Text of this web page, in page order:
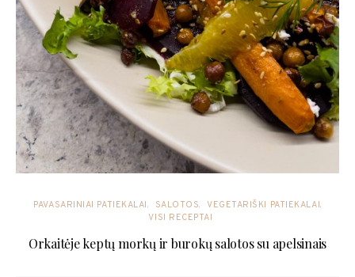
PAVASARINIAI PATIEKALAI SALOTOS
VEGETARIŠKI PATIEKALAI
VISI RECEPTAI
Orkaitėje keptų morkų ir burokų salotos su apelsinais